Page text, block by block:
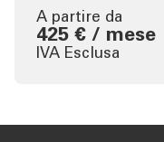
A partire da
425 € / mese
IVA Esclusa